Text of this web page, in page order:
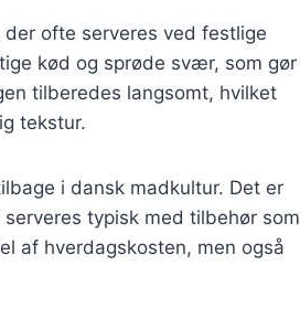
ofte serveres ved festlige
kød og sprøde svær, som gør
tilberedes langsomt, hvilket
tekstur.
i dansk madkultur. Det er
typisk med tilbehør som
af hverdagskosten, men også